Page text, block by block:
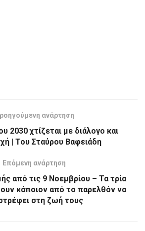
ανάρτηση
2030 χτίζεται με διάλογο και
| Του Σταύρου Βαφειάδη
Επόμενη ανάρτηση
από τις 9 Νοεμβρίου – Τα τρία
κάποιον από το παρελθόν να
στη ζωή τους